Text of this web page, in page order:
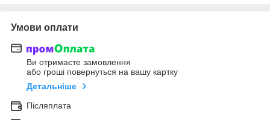
Умови оплати
Ви отримаєте замовлення
або гроші повернуться на вашу картку
Детальніше
Післяплата